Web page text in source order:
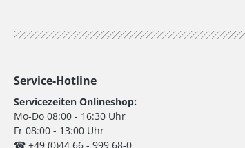
Service-Hotline
Servicezeiten Onlineshop:
Mo-Do 08:00 - 16:30 Uhr
Fr 08:00 - 13:00 Uhr
☎ +49 (0)44 66 - 999 68-0